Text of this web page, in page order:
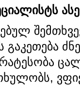
ასე
გაკეთება